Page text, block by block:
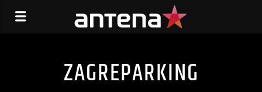
ZAGREPARKING